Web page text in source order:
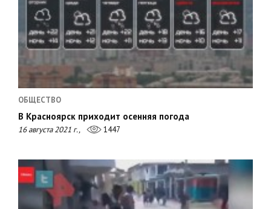
ОБЩЕСТВО
В Красноярск приходит осенняя погода
16 августа 2021 г., 1447